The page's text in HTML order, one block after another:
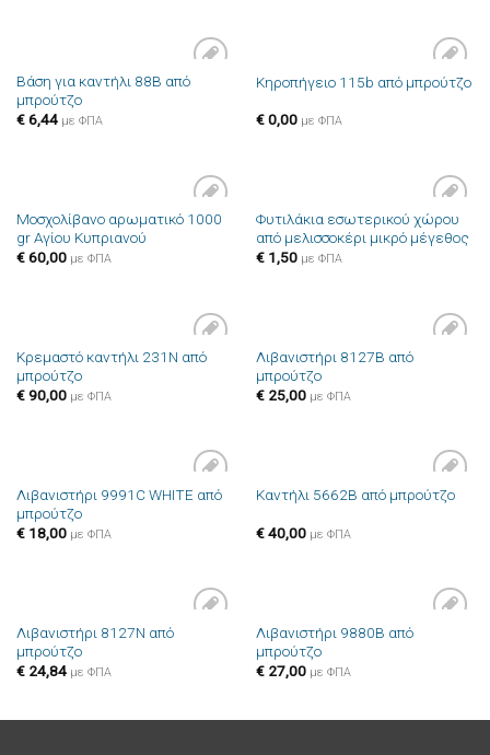
Πρόσθήκη
Βάση για καντήλι 88B από
μπρούτζο
€6,44 με ΦΠΑ
Πρόσθήκη
Κηροπήγειο 115b από μπρούτζο
€0,00 με ΦΠΑ
Πρόσθήκη
Μοσχολίβανο αρωματικό 1000
gr Αγίου Κυπριανού
€60,00 με ΦΠΑ
Πρόσθήκη
στην λίστα
Φυτιλάκια εσωτερικού χώρου
από μελισσοκέρι μικρό μέγεθος
€1,50 με ΦΠΑ
Πρόσθήκη
Κρεμαστό καντήλι 231N από
μπρούτζο
€90,00 με ΦΠΑ
Πρόσθήκη
Λιβανιστήρι 8127B από
μπρούτζο
€25,00 με ΦΠΑ
Πρόσθήκη
Λιβανιστήρι 9991C WHITE από
μπρούτζο
€18,00 με ΦΠΑ
Πρόσθήκη
Καντήλι 5662B από μπρούτζο
€40,00 με ΦΠΑ
Πρόσθήκη
Λιβανιστήρι 8127N από
μπρούτζο
€24,84 με ΦΠΑ
Πρόσθήκη
Λιβανιστήρι 9880B από
μπρούτζο
€27,00 με ΦΠΑ